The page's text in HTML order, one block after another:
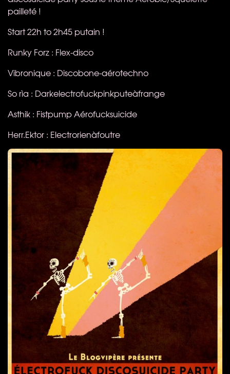
pailleté !
Start 22h to 2h45 putain !
Runky Forz : Flex-disco
Vibronique : Discobone-aérotechno
So rìa : Darkelectrofuckpinkputeàfrange
Asthik : Fistpump Aérofucksuicide
Herr.Ektor : Electrorienàfoutre